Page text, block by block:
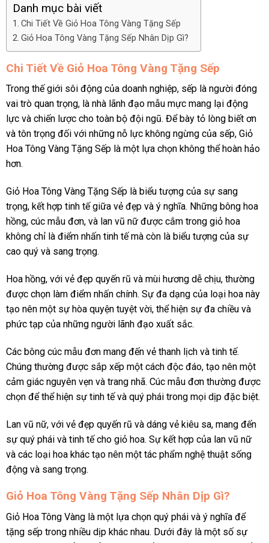
Danh mục bài viết
Chi Tiết Về Giỏ Hoa Tông Vàng Tặng Sếp
Giỏ Hoa Tông Vàng Tặng Sếp Nhân Dịp Gì?
Chi Tiết Về Giỏ Hoa Tông Vàng Tặng Sếp
Trong thế giới sôi động của doanh nghiệp, sếp là người đóng
vai trò quan trọng, là nhà lãnh đạo mẫu mực mang lại động
lực và chiến lược cho toàn bộ đội ngũ. Để bày tỏ lòng biết ơn
và tôn trọng đối với những nỗ lực không ngừng của sếp, Giỏ
Hoa Tông Vàng Tặng Sếp là một lựa chọn không thể hoàn hảo
hơn.
Giỏ Hoa Tông Vàng Tặng Sếp là biểu tượng của sự sang
trọng, kết hợp tinh tế giữa vẻ đẹp và ý nghĩa. Những bông hoa
hồng, cúc mẫu đơn, và lan vũ nữ được cắm trong giỏ hoa
không chỉ là điểm nhấn tinh tế mà còn là biểu tượng của sự
cao quý và sang trọng.
Hoa hồng, với vẻ đẹp quyến rũ và mùi hương dễ chịu, thường
được chọn làm điểm nhấn chính. Sự đa dạng của loại hoa này
tạo nên một sự hòa quyện tuyệt vời, thể hiện sự đa chiều và
phức tạp của những người lãnh đạo xuất sắc.
Các bông cúc mẫu đơn mang đến vẻ thanh lịch và tinh tế.
Chúng thường được sắp xếp một cách độc đáo, tạo nên một
cảm giác nguyên vẹn và trang nhã. Cúc mẫu đơn thường được
chọn để thể hiện sự tinh tế và quý phái trong mọi dịp đặc biệt.
Lan vũ nữ, với vẻ đẹp quyến rũ và dáng vẻ kiêu sa, mang đến
sự quý phái và tinh tế cho giỏ hoa. Sự kết hợp của lan vũ nữ
và các loại hoa khác tạo nên một tác phẩm nghệ thuật sống
động và sang trọng.
Giỏ Hoa Tông Vàng Tặng Sếp Nhân Dịp Gì?
Giỏ Hoa Tông Vàng là một lựa chọn quý phái và ý nghĩa để
tặng sếp trong nhiều dịp khác nhau. Dưới đây là một số sự